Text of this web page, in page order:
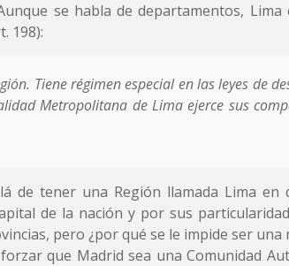
se habla de departamentos, Lima
198):
Tiene régimen especial en las leyes de
Metropolitana de Lima ejerce sus
de tener una Región llamada Lima en
de la nación y por sus
pero ¿por qué se le impide ser una
que Madrid sea una Comunidad